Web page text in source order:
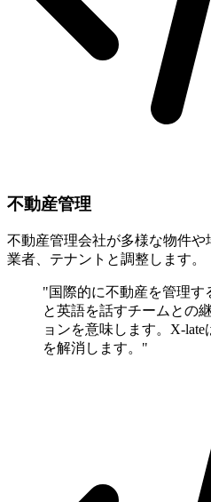
不動産管理
不動産管理会社が多様な物件
業者、テナントと調整します。
"国際的に不動産を管理す
と英語を話すチームとの
ョンを意味します。X-
を解消します。"